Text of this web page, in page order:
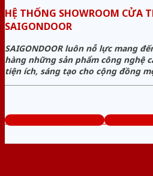
HỆ THỐNG SHOWROOM CỬA
SAIGONDOOR
SAIGONDOOR luôn nỗ lực mang
hàng những sản phẩm công nghệ
tiện ích, sáng tạo cho cộng đồng
www.cuathepcuasat.com Tổng đài tư